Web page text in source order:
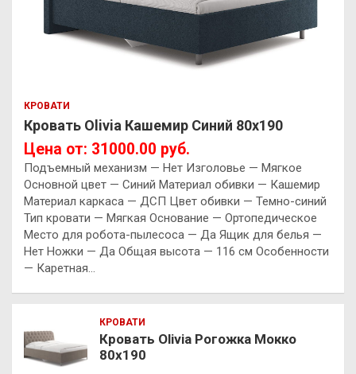
КРОВАТИ
Кровать Olivia Кашемир Синий 80х190
Цена от: 31000.00 руб.
Подъемный механизм — Нет Изголовье — Мягкое
Основной цвет — Синий Материал обивки — Кашемир
Материал каркаса — ДСП Цвет обивки — Темно-синий
Тип кровати — Мягкая Основание — Ортопедическое
Место для робота-пылесоса — Да Ящик для белья —
Нет Ножки — Да Общая высота — 116 см Особенности
— Каретная…
КРОВАТИ
Кровать Olivia Рогожка Мокко
80х190